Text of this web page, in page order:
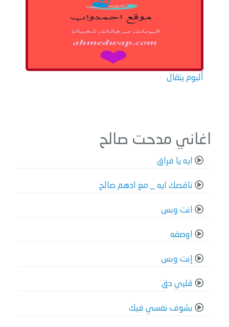
ألبوم يتقال
اغاني مدحت صالح
ايه يا فراق
ناقصك ايه _ مع ادهم صالح
انت وبس
اوصفه
إنت وبس
قلبي دق
بشوف نفسي فيك